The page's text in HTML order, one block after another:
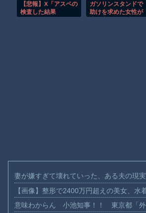
【悲報】X「アスペの
検査した結果
ガソリンスタンドで
助けを求めた女性が
妻が嫌すぎて壊れていった、ある夫の現実
【画像】整形で2400万円超えの美女、水
意味わからん 小池知事！！ 東京都「外